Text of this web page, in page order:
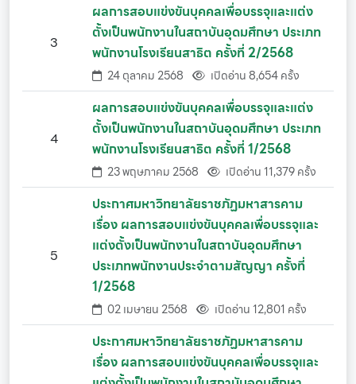
3
ผลการสอบแข่งขันบุคคลเพื่อบรรจุและแต่ง
ตั้งเป็นพนักงานในสถาบันอุดมศึกษา ประเภท
พนักงานโรงเรียนสาธิต ครั้งที่ 2/2568
24 ตุลาคม 2568 เปิดอ่าน 8,654 ครั้ง
4
ผลการสอบแข่งขันบุคคลเพื่อบรรจุและแต่ง
ตั้งเป็นพนักงานในสถาบันอุดมศึกษา ประเภท
พนักงานโรงเรียนสาธิต ครั้งที่ 1/2568
23 พฤษภาคม 2568 เปิดอ่าน 11,379 ครั้ง
5
ประกาศมหาวิทยาลัยราชภัฏมหาสารคาม
เรื่อง ผลการสอบแข่งขันบุคคลเพื่อบรรจุและ
แต่งตั้งเป็นพนักงานในสถาบันอุดมศึกษา
ประเภทพนักงานประจำตามสัญญา ครั้งที่
1/2568
02 เมษายน 2568 เปิดอ่าน 12,801 ครั้ง
ประกาศมหาวิทยาลัยราชภัฏมหาสารคาม
เรื่อง ผลการสอบแข่งขันบุคคลเพื่อบรรจุและ